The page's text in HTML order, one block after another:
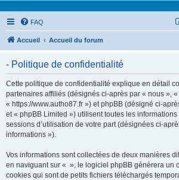
FAQ
Accueil Accueil du forum
- Politique de confidentialité
Cette politique de confidentialité explique en détail
partenaires affiliés (désignés ci-après par « nous »,
« https://www.autho87.fr ») et phpBB (désigné ci-
et « phpBB Limited ») utilisent toutes les
sessions d’utilisation de votre part (désignées ci-
informations »).
Vos informations sont collectées de deux manières
en naviguant sur « », le logiciel phpBB génèrera un
cookies qui sont de petits fichiers téléchargés